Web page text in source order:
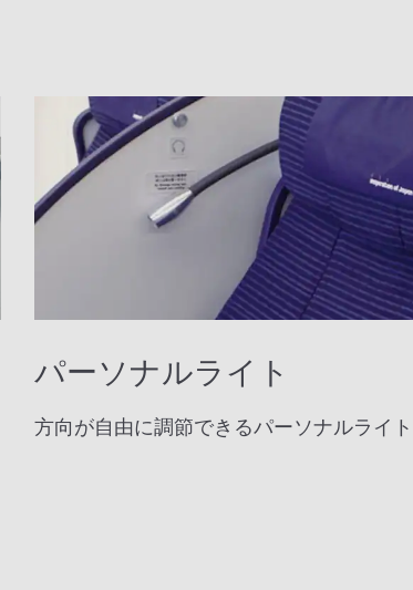
パーソナルライト
方向が自由に調節できるパーソナルライト